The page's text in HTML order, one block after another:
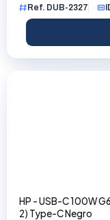
Ref. DUB-2327
HP - USB-C 100W
2) Type-C Negro